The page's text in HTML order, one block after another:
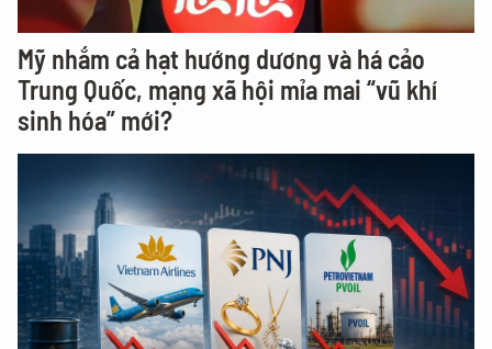
Mỹ nhắm cả hạt hướng dương và há cảo
Trung Quốc, mạng xã hội mỉa mai “vũ khí
sinh hóa” mới?